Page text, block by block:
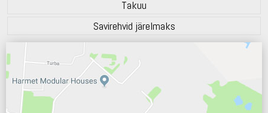
Takuu
Savirehvid järelmaks